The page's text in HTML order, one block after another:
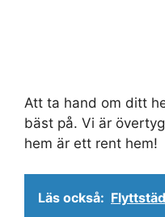
Att ta hand om ditt
bäst på. Vi är
hem är ett rent hem!
Läs också: